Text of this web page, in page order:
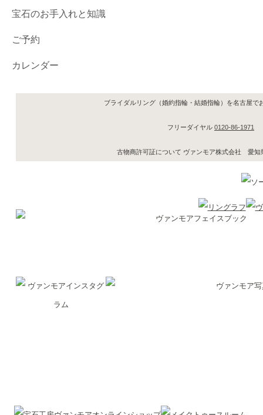
宝石のお手入れと知識
ご予約
カレンダー
ブライダルリング（婚約指輪・結婚指輪）を名古屋
フリーダイヤル 0120-86-1971
古物商許可証について ヴァンモア株式会社 愛